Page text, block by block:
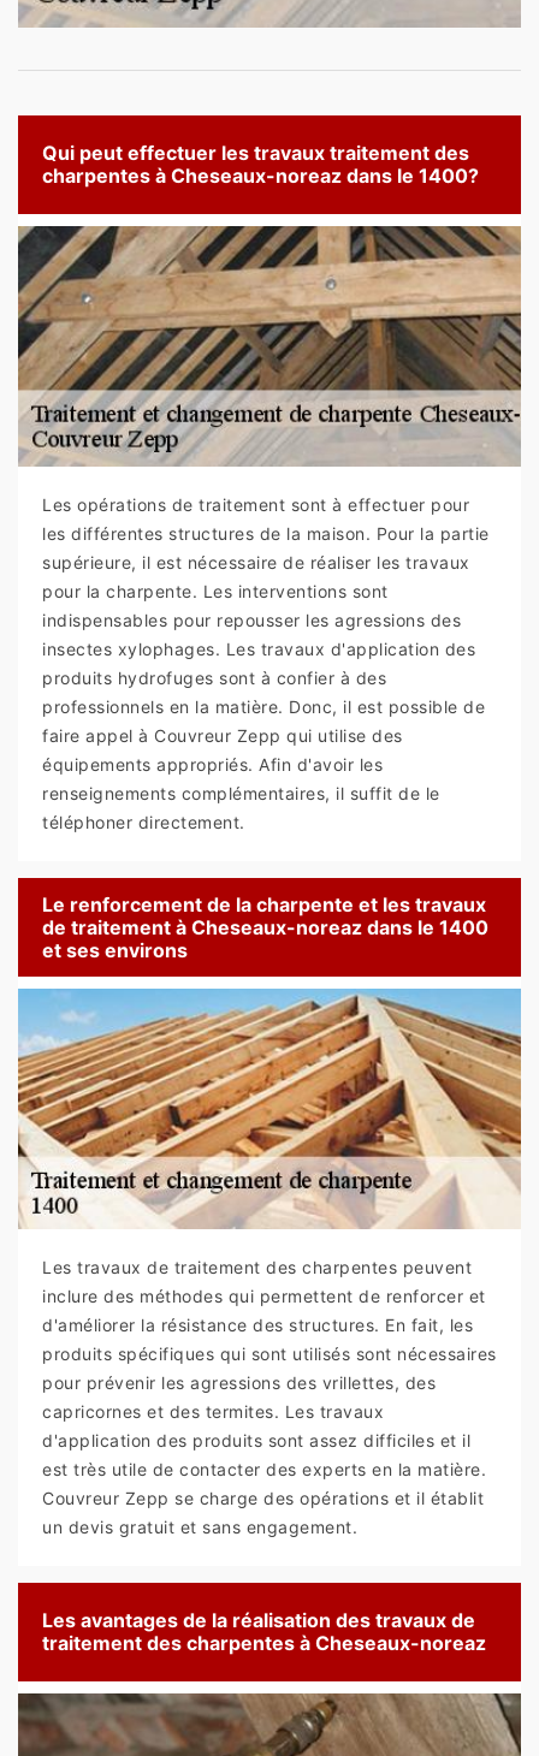
Qui peut effectuer les travaux traitement des
charpentes à Cheseaux-noreaz dans le 1400?
Les opérations de traitement sont à effectuer pour
les différentes structures de la maison. Pour la partie
supérieure, il est nécessaire de réaliser les travaux
pour la charpente. Les interventions sont
indispensables pour repousser les agressions des
insectes xylophages. Les travaux d'application des
produits hydrofuges sont à confier à des
professionnels en la matière. Donc, il est possible de
faire appel à Couvreur Zepp qui utilise des
équipements appropriés. Afin d'avoir les
renseignements complémentaires, il suffit de le
téléphoner directement.
Le renforcement de la charpente et les travaux
de traitement à Cheseaux-noreaz dans le 1400
et ses environs
Les travaux de traitement des charpentes peuvent
inclure des méthodes qui permettent de renforcer et
d'améliorer la résistance des structures. En fait, les
produits spécifiques qui sont utilisés sont nécessaires
pour prévenir les agressions des vrillettes, des
capricornes et des termites. Les travaux
d'application des produits sont assez difficiles et il
est très utile de contacter des experts en la matière.
Couvreur Zepp se charge des opérations et il établit
un devis gratuit et sans engagement.
Les avantages de la réalisation des travaux de
traitement des charpentes à Cheseaux-noreaz